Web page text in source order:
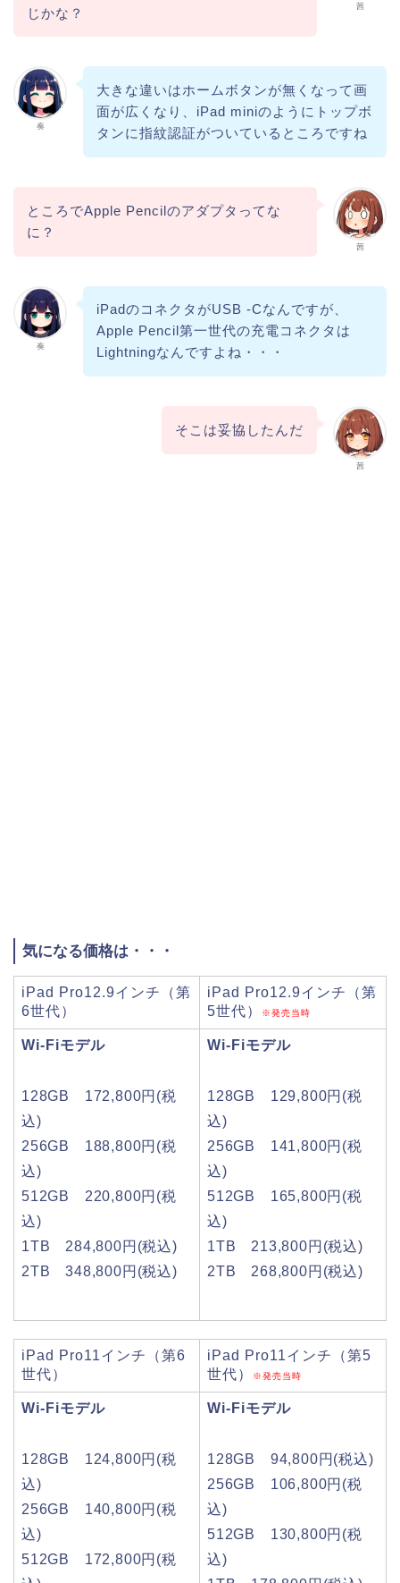
茜
じかな？
奏
大きな違いはホームボタンが無くなって画
面が広くなり、iPad miniのようにトップボ
タンに指紋認証がついているところですね
茜
ところでApple Pencilのアダプタってな
に？
奏
iPadのコネクタがUSB -Cなんですが、
Apple Pencil第一世代の充電コネクタは
Lightningなんですよね・・・
茜
そこは妥協したんだ
気になる価格は・・・
iPad Pro12.9インチ（第
6世代）
iPad Pro12.9インチ（第
5世代）
※発売当時
Wi-Fiモデル
128GB 172,800円(税
込)
256GB 188,800円(税
込)
512GB 220,800円(税
込)
1TB 284,800円(税込)
2TB 348,800円(税込)
Wi-Fiモデル
128GB 129,800円(税
込)
256GB 141,800円(税
込)
512GB 165,800円(税
込)
1TB 213,800円(税込)
2TB 268,800円(税込)
iPad Pro11インチ（第6
世代）
iPad Pro11インチ（第5
世代）
※発売当時
Wi-Fiモデル
128GB 124,800円(税
込)
256GB 140,800円(税
込)
512GB 172,800円(税
Wi-Fiモデル
128GB 94,800円(税込)
256GB 106,800円(税
込)
512GB 130,800円(税
込)